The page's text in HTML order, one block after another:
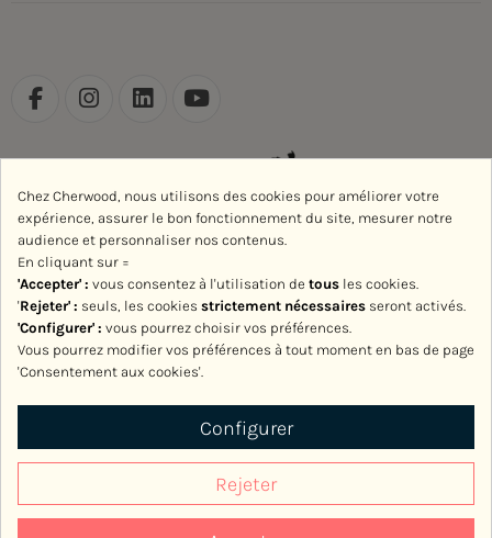
Chez Cherwood, nous utilisons des cookies pour améliorer votre
expérience, assurer le bon fonctionnement du site, mesurer notre
audience et personnaliser nos contenus.
En cliquant sur =
'Accepter' : vous consentez à l'utilisation de tous les cookies.
'Rejeter' : seuls, les cookies strictement nécessaires seront activés.
'Configurer' : vous pourrez choisir vos préférences.
Vous pourrez modifier vos préférences à tout moment en bas de page
'Consentement aux cookies'.
Configurer
Rejeter